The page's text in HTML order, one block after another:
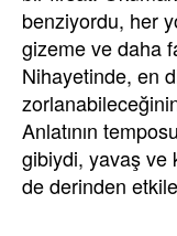
benziyordu, her
gizeme ve daha
Nihayetinde, en
zorlanabileceğinin
Anlatının
gibiydi, yavaş ve
de derinden